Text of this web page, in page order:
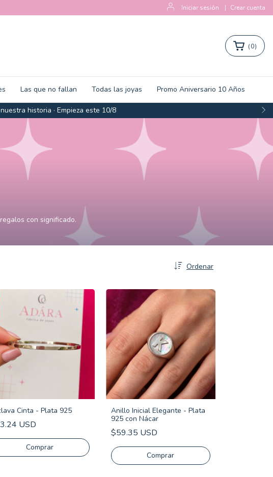
Iniciar sesión | Crear cuenta
historia · Empieza este 10/8
(0)
Las que no fallan Todas las joyas Promo Aniversario 10 Años
con significado.
Ordenar
Cinta - Plata 925
USD
Comprar
Anillo Inicial Elegante - Plata
925 con Nácar
$59.35 USD
Comprar